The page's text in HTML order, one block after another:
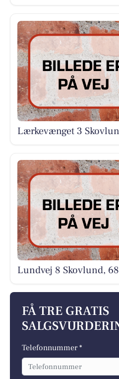
Lærkevænget 3
Lundvej 8 Skovlund,
FÅ TRE GRATIS
Telefonnummer *